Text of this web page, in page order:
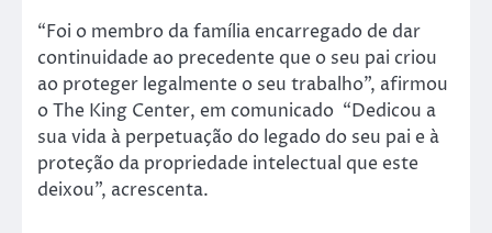
“Foi o membro da família encarregado de dar
continuidade ao precedente que o seu pai criou
ao proteger legalmente o seu trabalho”, afirmou
o The King Center, em comunicado “Dedicou a
sua vida à perpetuação do legado do seu pai e à
proteção da propriedade intelectual que este
deixou”, acrescenta.